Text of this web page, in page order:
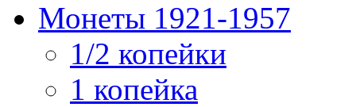
Монеты 1921-1957
1/2 копейки
1 копейка